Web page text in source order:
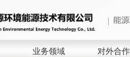
能
业务领域 对外合作